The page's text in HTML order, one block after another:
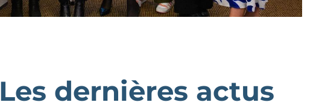
Les dernières actus